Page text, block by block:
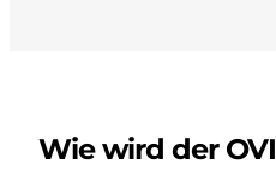
Wie wird der